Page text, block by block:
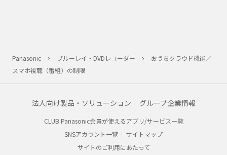
Panasonic ブルーレイ・DVDレコーダー
おうちクラウド機能／
スマホ視聴（番組）の制限
法人向け製品・ソリューション グループ企業情報
CLUB Panasonic会員が使えるアプリ/サービス一覧
SNSアカウント一覧
サイトマップ
サイトのご利用にあたって